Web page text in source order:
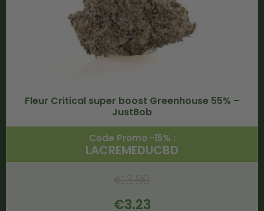
Fleur Critical super boost Greenhouse 55% –
JustBob
Code Promo -15% :
LACREMEDUCBD
€3.23